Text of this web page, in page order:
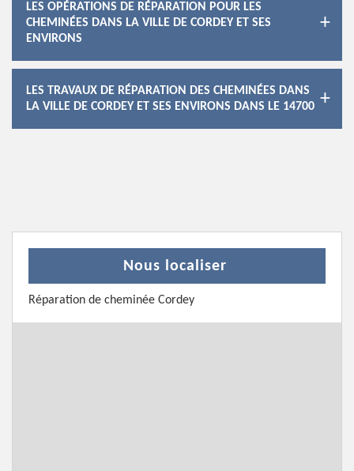
LES OPÉRATIONS DE RÉPARATION POUR LES
CHEMINÉES DANS LA VILLE DE CORDEY ET SES
ENVIRONS
LES TRAVAUX DE RÉPARATION DES CHEMINÉES DANS
LA VILLE DE CORDEY ET SES ENVIRONS DANS LE 14700
Nous localiser
Réparation de cheminée Cordey